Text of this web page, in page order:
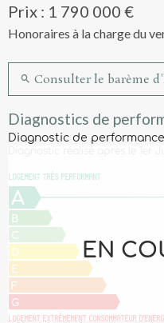
Prix : 1 790 000 €
Honoraires à la charge du
Consulter le barème
Diagnostics de